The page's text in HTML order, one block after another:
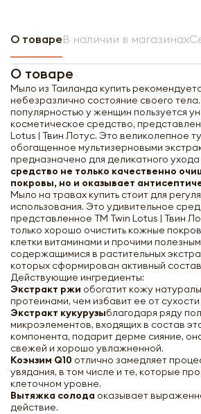
О товареВ наличии в магазинах
О товаре
Мыло из Таиланда купить
небезразлично состояние своего
популярностью у женщин пользуется
косметическое средство,
Lotus | Твин Лотус. Это великолепное
обогащенное мультизерновыми
предназначено для деликатного
средство не только качественно
покровы, но и оказывает
Мыло на травах купить стоит для
использования. Это удивительное
представленное ТМ Twin Lotus | Твин
только хорошо очистить кожные
клетки витаминами и прочими
содержащимися в растительных
которых сформирован активный
Действующие ингредиенты:
Экстракт ржи обогатит кожу
протеинами, чем избавит ее от
Экстракт кукурузыблагодаря ряду
микроэлементов, входящих в состав
компонента, подарит дерме сияние,
свежей и хорошо увлажненной.
Коэнзим Q10 отлично замедляет
увядания, в том числе и те, которые
клеточном уровне.
Вытяжка солода оказывает
действие.